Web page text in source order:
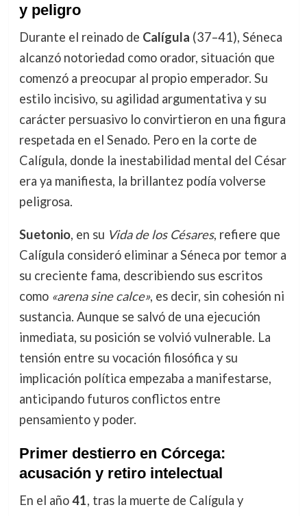
y peligro
Durante el reinado de Calígula (37–41), Séneca
alcanzó notoriedad como orador, situación que
comenzó a preocupar al propio emperador. Su
estilo incisivo, su agilidad argumentativa y su
carácter persuasivo lo convirtieron en una figura
respetada en el Senado. Pero en la corte de
Calígula, donde la inestabilidad mental del César
era ya manifiesta, la brillantez podía volverse
peligrosa.
Suetonio, en su Vida de los Césares, refiere que
Calígula consideró eliminar a Séneca por temor a
su creciente fama, describiendo sus escritos
como «arena sine calce», es decir, sin cohesión ni
sustancia. Aunque se salvó de una ejecución
inmediata, su posición se volvió vulnerable. La
tensión entre su vocación filosófica y su
implicación política empezaba a manifestarse,
anticipando futuros conflictos entre
pensamiento y poder.
Primer destierro en Córcega:
acusación y retiro intelectual
En el año41, tras la muerte de Calígula y